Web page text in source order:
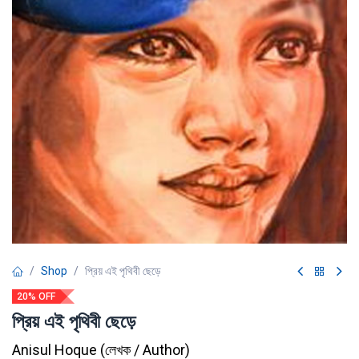
Shop প্রিয় এই পৃথিবী ছেড়ে
20% OFF
প্রিয় এই পৃথিবী ছেড়ে
Anisul Hoque (লেখক / Author)